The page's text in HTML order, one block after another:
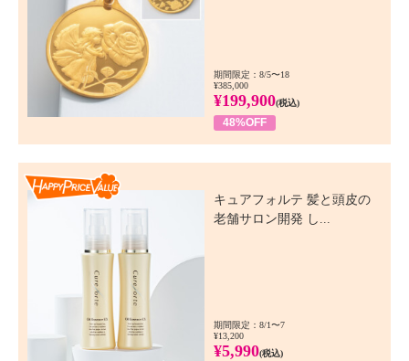
期間限定：8/5〜18
¥385,000
¥199,900(税込)
48%OFF
キュアフォルテ 髪と頭皮の
老舗サロン開発 し...
期間限定：8/1〜7
¥13,200
¥5,990(税込)